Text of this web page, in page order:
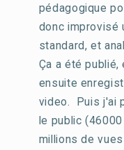
pédagogique
donc improvisé
standard, et
Ça a été
ensuite
video. Puis j'ai
le public
millions de